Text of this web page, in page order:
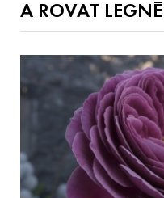
A ROVAT